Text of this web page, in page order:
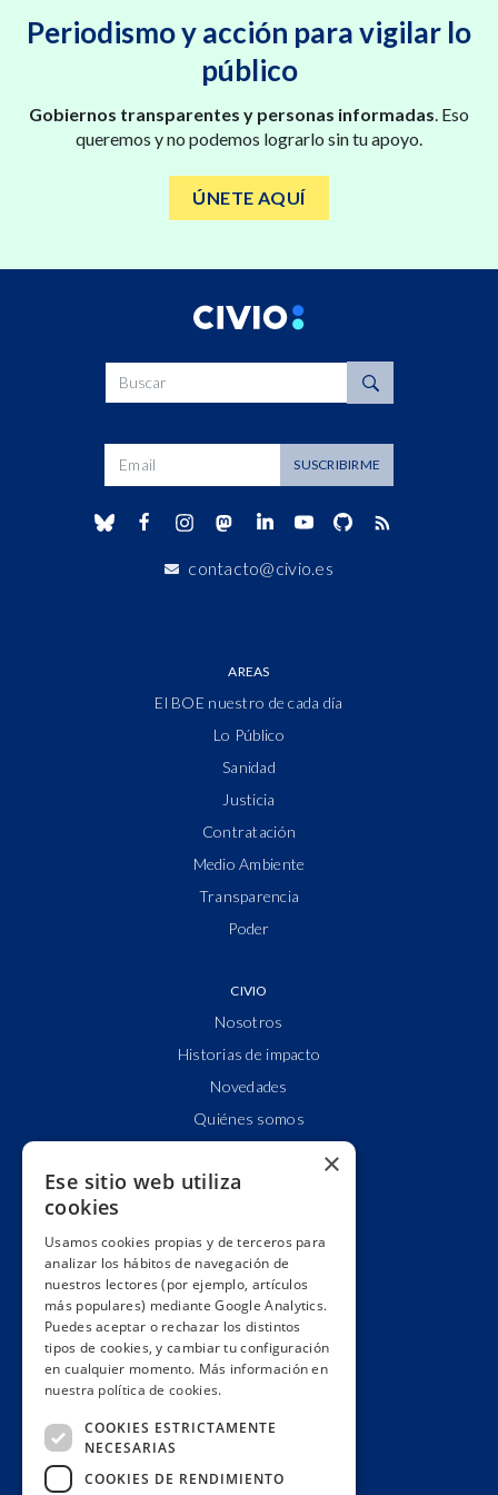
Periodismo y acción para vigilar lo
público
Gobiernos transparentes y personas informadas. Eso
queremos y no podemos lograrlo sin tu apoyo.
ÚNETE AQUÍ
Buscar
Dirección de correo SUSCRIBIRME
contacto@civio.es
AREAS
El BOE nuestro de cada día
Lo Público
Sanidad
Justicia
Contratación
Medio Ambiente
Transparencia
Poder
CIVIO
Nosotros
Historias de impacto
Novedades
Quiénes somos
Alianzas y redes
Impacto
Premios
Formación
Código ético
Re-publica
Muro de donantes
×
Ese sitio web utiliza
cookies
Usamos cookies propias y de terceros para
analizar los hábitos de navegación de
nuestros lectores (por ejemplo, artículos
más populares) mediante Google Analytics.
Puedes aceptar o rechazar los distintos
tipos de cookies, y cambiar tu configuración
en cualquier momento. Más información en
nuestra política de cookies.
COOKIES ESTRICTAMENTE
NECESARIAS
COOKIES DE RENDIMIENTO